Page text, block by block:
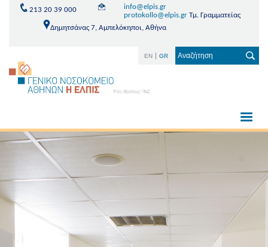
213 20 39 000
info@elpis.gr
protokollo@elpis.grΤμ. Γραμματείας
Δημητσάνας 7, Αμπελόκηποι, Αθήνα
EN GR